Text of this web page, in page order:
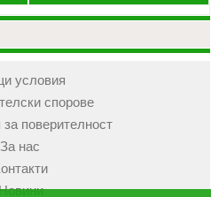
условия
спорове
поверителност
За нас